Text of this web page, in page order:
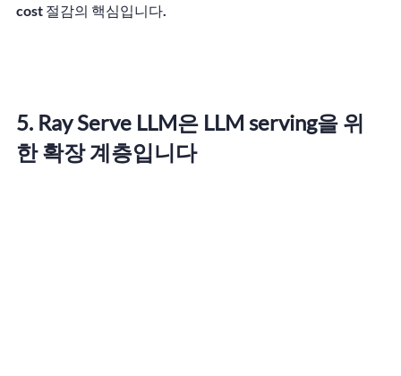
cost 절감의 핵심입니다.
5. Ray Serve LLM은 LLM serving을 위
한 확장 계층입니다